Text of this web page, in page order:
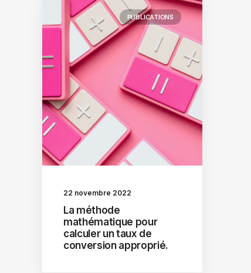
PUBLICATIONS
22 novembre 2022
La méthode
mathématique pour
calculer un taux de
conversion approprié.